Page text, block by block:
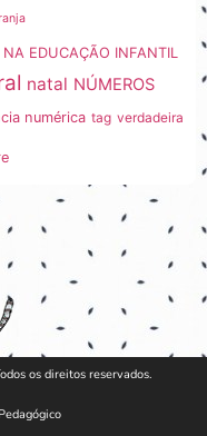
NA EDUCAÇÃO INFANTIL
natal NÚMEROS
numérica tag verdadeira
os direitos reservados.